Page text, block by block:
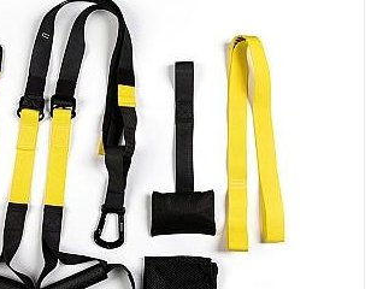
ИЗКУСТВА
СПОРТ
МЕБЕЛИ И ОБОРУДВАНЕ
КАНЦЕЛАРСКИ МАТЕРИАЛИ
КНИГИ И УЧЕБНИЦИ